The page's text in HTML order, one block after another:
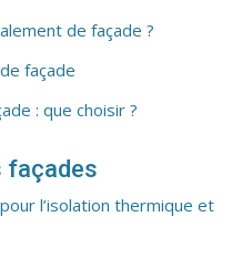
de façade ?
façade
: que choisir ?
façades
l’isolation thermique et